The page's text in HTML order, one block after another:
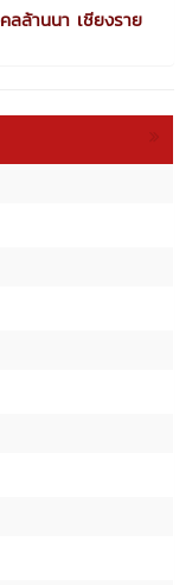
ลล้านนา เชียงราย